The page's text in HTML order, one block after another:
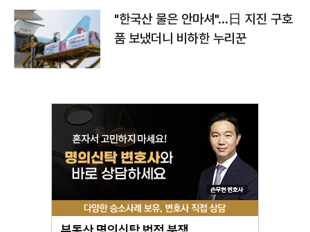
"한국산 물은 안마셔"…日 지진 구호
품 보냈더니 비하한 누리꾼